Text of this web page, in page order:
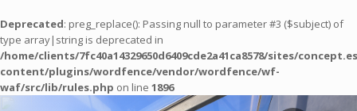
Deprecated: preg_replace(): Passing null to parameter #3 ($subject) of
type array|string is deprecated in
/home/clients/7fc40a14329650d6409cde2a41ca8578/sites/
content/plugins/wordfence/vendor/wordfence/wf-
waf/src/lib/rules.php on line 1896